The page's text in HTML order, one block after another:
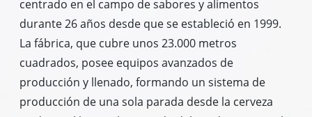
centrado en el campo de sabores y alimentos
durante 26 años desde que se estableció en 1999.
La fábrica, que cubre unos 23.000 metros
cuadrados, posee equipos avanzados de
producción y llenado, formando un sistema de
producción de una sola parada desde la cerveza